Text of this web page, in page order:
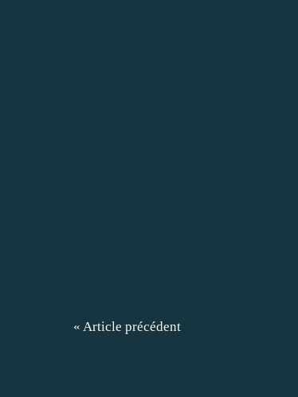
« Article précédent